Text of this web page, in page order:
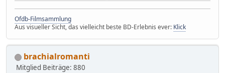
Ofdb-Filmsammlung
Aus visueller Sicht, das vielleicht beste BD-Erlebnis ever: Klick
brachialromanti
Mitglied Beiträge: 880